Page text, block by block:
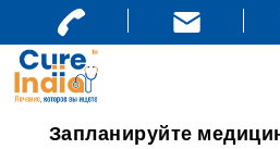
Запланируйте